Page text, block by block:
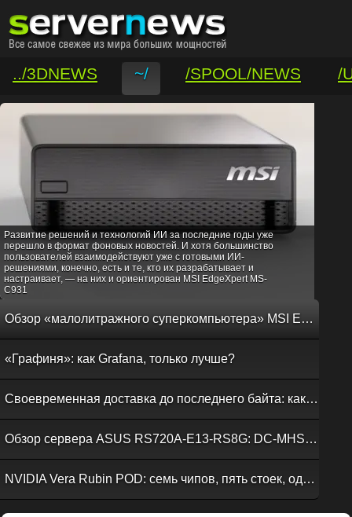
../3DNEWS ~/ /SPOOL/NEWS
/
/VAR/CONTACT
Развитие решений и технологий ИИ за последние годы уже
перешло в формат фоновых новостей. И хотя большинство
пользователей взаимодействуют уже с готовыми ИИ-
решениями, конечно, есть и те, кто их разрабатывает и
настраивает, — на них и ориентирован MSI EdgeXpert MS-
C931
Обзор «малолитражного суперкомпьютера» MSI EdgeXpert MS-C931
«Графиня»: как Grafana, только лучше?
Своевременная доставка до последнего байта: как российская сеть Curator CDN совмещает скорость, безопасность и гибкость управления
Обзор сервера ASUS RS720A-E13-RS8G: DC-MHS во всей красе
NVIDIA Vera Rubin POD: семь чипов, пять стоек, один ИИ-суперкомпьютер